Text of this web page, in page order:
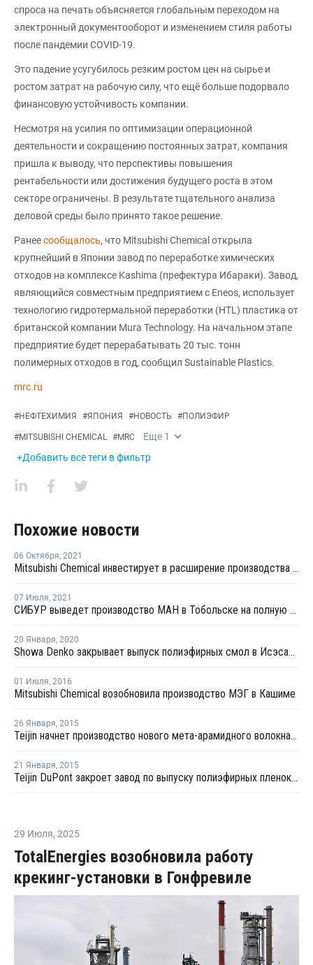
спроса на печать объясняется глобальным переходом на
электронный документооборот и изменением стиля работы
после пандемии COVID-19.
Это падение усугубилось резким ростом цен на сырье и
ростом затрат на рабочую силу, что ещё больше подорвало
финансовую устойчивость компании.
Несмотря на усилия по оптимизации операционной
деятельности и сокращению постоянных затрат, компания
пришла к выводу, что перспективы повышения
рентабельности или достижения будущего роста в этом
секторе ограничены. В результате тщательного анализа
деловой среды было принято такое решение.
Ранеесообщалось, что Mitsubishi Chemical открыла
крупнейший в Японии завод по переработке химических
отходов на комплексе Kashima (префектура Ибараки). Завод,
являющийся совместным предприятием с Eneos, использует
технологию гидротермальной переработки (HTL) пластика от
британской компании Mura Technology. На начальном этапе
предприятие будет перерабатывать 20 тыс. тонн
полимерных отходов в год, сообщил Sustainable Plastics.
mrc.ru
#НЕФТЕХИМИЯ #ЯПОНИЯ #НОВОСТЬ #ПОЛИЭФИР
#MITSUBISHI CHEMICAL #MRC Еще 1
+Добавить все теги в фильтр
Похожие новости
06 Октября, 2021
Mitsubishi Chemical инвестирует в расширение производства полиэфирной пленки в Германии
07 Июля, 2021
СИБУР выведет производство МАН в Тобольске на полную механическую готовность до конца 2021 года
20 Января, 2020
Showa Denko закрывает выпуск полиэфирных смол в Исэсаки из-за низкой рентабельности
01 Июля, 2016
Mitsubishi Chemical возобновила производство МЭГ в Кашиме
26 Января, 2015
Teijin начнет производство нового мета-арамидного волокна в середине 2015 года
21 Января, 2015
Teijin DuPont закроет завод по выпуску полиэфирных пленок в Японии
29 Июля, 2025
TotalEnergies возобновила работу
крекинг-установки в Гонфревиле